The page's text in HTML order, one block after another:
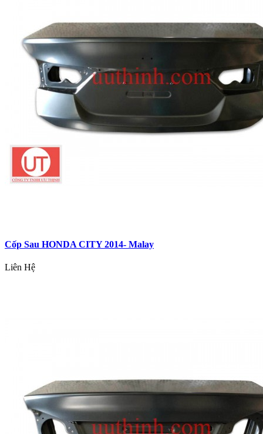
Cốp Sau HONDA CITY 2014- Malay
Liên Hệ